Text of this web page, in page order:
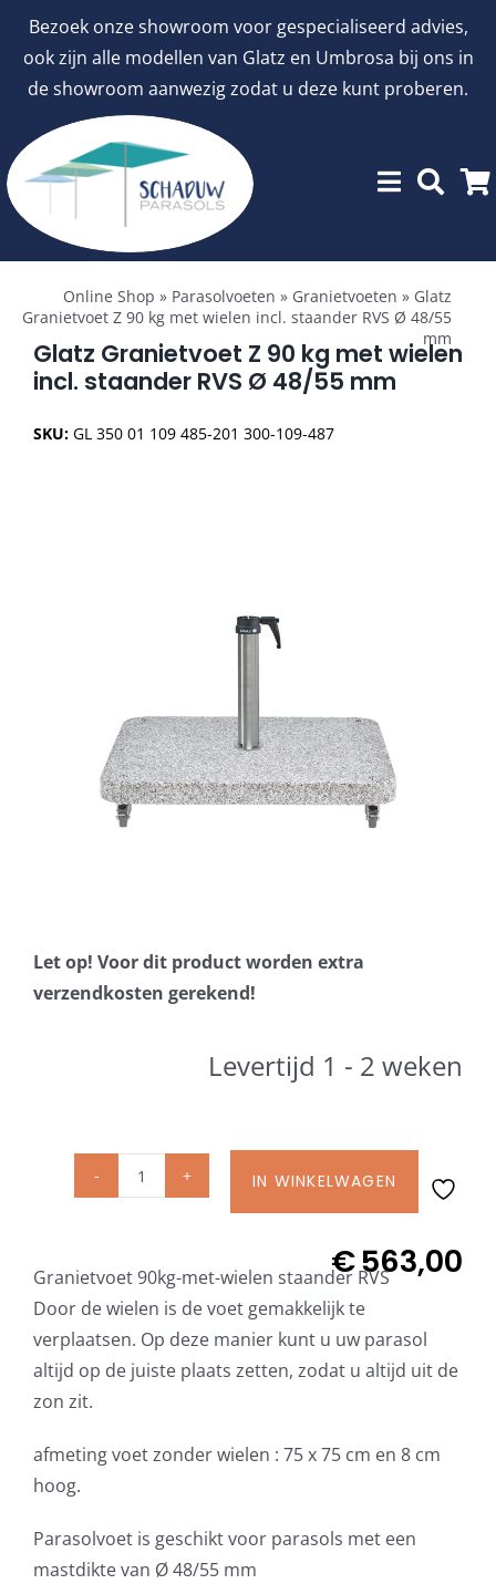
Bezoek onze showroom voor gespecialiseerd advies,
ook zijn alle modellen van Glatz en Umbrosa bij ons in
de showroom aanwezig zodat u deze kunt proberen.
inhoud
Toggle
Navigation
aanbiedingen
Schaduwdoeken
Snel leverbaar
Beschermhoezen
Glatz Vita Collectie
Glatz stofstalen collectie Sampleboeken
Umbrosa en Paraflex parasoldoeken
Onze merken
Online Shop » Parasolvoeten » Granietvoeten » Glatz
Granietvoet Z 90 kg met wielen incl. staander RVS Ø 48/55
mm
Glatz Granietvoet Z 90 kg met wielen
incl. staander RVS Ø 48/55 mm
SKU: GL 350 01 109 485-201 300-109-487
Let op! Voor dit product worden extra
verzendkosten gerekend!
Levertijd 1 - 2 weken
Glatz
Granietvoet
90
kg
met
wielen
RVS
48/55
mm
IN WINKELWAGEN
€563,00
Granietvoet 90kg-met-wielen staander RVS
Door de wielen is de voet gemakkelijk te
verplaatsen. Op deze manier kunt u uw parasol
altijd op de juiste plaats zetten, zodat u altijd uit de
zon zit.
afmeting voet zonder wielen : 75 x 75 cm en 8 cm
hoog.
Parasolvoet is geschikt voor parasols met een
mastdikte van Ø 48/55 mm